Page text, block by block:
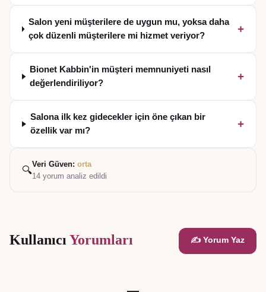
Salon yeni müşterilere de uygun mu, yoksa daha
çok düzenli müşterilere mi hizmet veriyor?
+
Bionet Kabbin'in müşteri memnuniyeti nasıl
değerlendiriliyor?
+
Salona ilk kez gidecekler için öne çıkan bir
özellik var mı?
+
🔍Veri Güven: orta
14 yorum analiz edildi
Kullanıcı Yorumları ✍️ Yorum Yaz